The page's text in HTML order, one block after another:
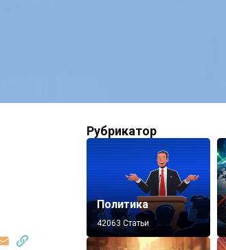
Рубрикатор
Политика
42063 Статьи